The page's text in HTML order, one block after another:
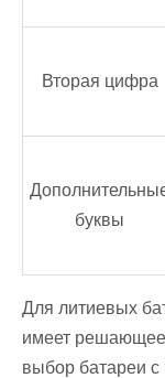
Вторая цифра
буквы
Для литиевых
имеет решающее
выбор батареи